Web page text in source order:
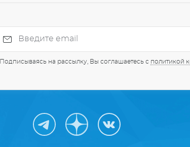
Подписываясь на рассылку, Вы соглашаетесь с политикой